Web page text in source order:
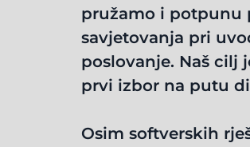
pružamo i potpunu
savjetovanja pri
poslovanje. Naš cilj
prvi izbor na putu
Osim softverskih